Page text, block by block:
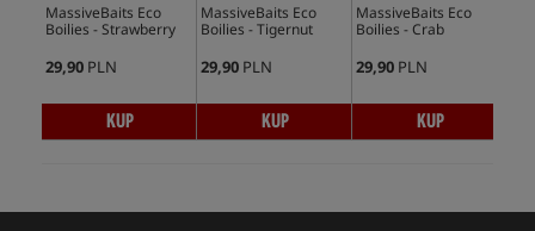
MassiveBaits Eco
Boilies - Strawberry
29,90 PLN
KUP
MassiveBaits Eco
Boilies - Tigernut
29,90 PLN
KUP
MassiveBaits Eco
Boilies - Crab
29,90 PLN
KUP